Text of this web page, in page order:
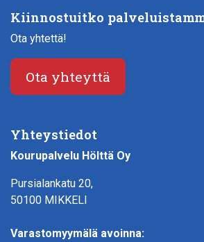
Kiinnostuitko
Ota yhtettä!
Ota yhteyttä
Yhteystiedot
Kourupalvelu Hölttä Oy
Pursialankatu 20,
50100 MIKKELI
Varastomyymälä avoinna: